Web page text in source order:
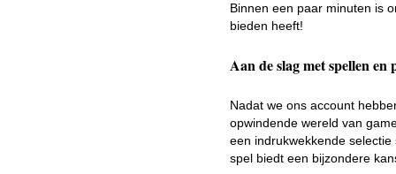
Binnen een paar minuten is
bieden heeft!
Aan de slag met spellen en
Nadat we ons account
opwindende wereld van
een indrukwekkende
spel biedt een bijzondere